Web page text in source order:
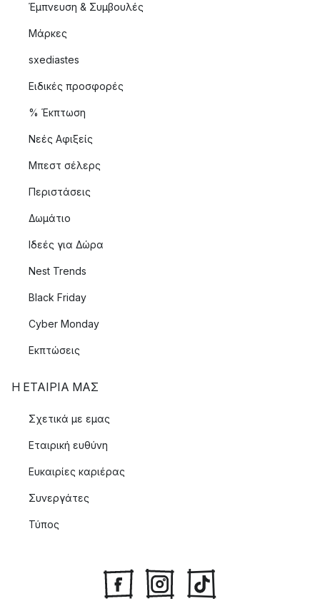
Έμπνευση & Συμβουλές
Μάρκες
sxediastes
Ειδικές προσφορές
% Έκπτωση
Νεές Αφιξείς
Μπεστ σέλερς
Περιστάσεις
Δωμάτιο
Ιδεές για Δώρα
Nest Trends
Black Friday
Cyber Monday
Εκπτώσεις
Η ΕΤΑΊΡΙΑ ΜΑΣ
Σχετικά με εμας
Εταιρική ευθύνη
Ευκαιρίες καριέρας
Συνεργάτες
Τύπος